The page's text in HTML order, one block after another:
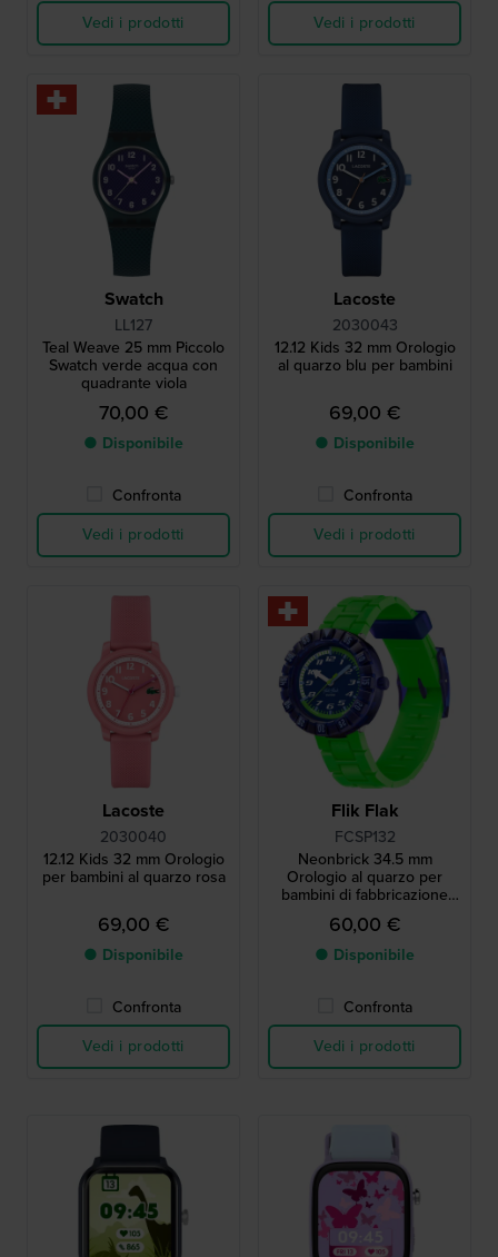
Vedi i prodotti Vedi i prodotti
Swatch
LL127
Teal Weave 25 mm Piccolo
Swatch verde acqua con
quadrante viola
70,00 €
● Disponibile
Confronta
Vedi i prodotti
Lacoste
2030043
12.12 Kids 32 mm Orologio
al quarzo blu per bambini
69,00 €
● Disponibile
Confronta
Vedi i prodotti
Lacoste
2030040
12.12 Kids 32 mm Orologio
per bambini al quarzo rosa
69,00 €
● Disponibile
Confronta
Vedi i prodotti
Flik Flak
FCSP132
Neonbrick 34.5 mm
Orologio al quarzo per
bambini di fabbricazione
svizzera
60,00 €
● Disponibile
Confronta
Vedi i prodotti